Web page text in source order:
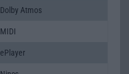
Dolby Atmos
MIDI
ePlayer